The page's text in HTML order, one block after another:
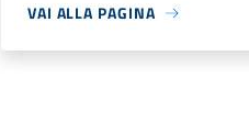
VAI ALLA PAGINA